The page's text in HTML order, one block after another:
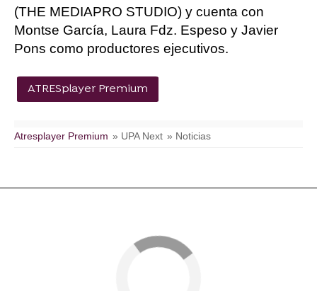
(THE MEDIAPRO STUDIO) y cuenta con
Montse García, Laura Fdz. Espeso y Javier
Pons como productores ejecutivos.
ATRESplayer Premium
Atresplayer Premium » UPA Next » Noticias